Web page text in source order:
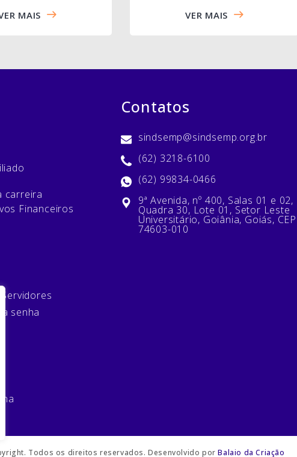
MAIS VER MAIS
carreira
Financeiros
Servidores
senha
Contatos
sindsemp@sindsemp.org.br
(62) 3218-6100
(62) 99834-0466
9ª Avenida, nº 400, Salas 01 e 02,
Quadra 30, Lote 01, Setor Leste
Universitário, Goiânia, Goiás, CEP
74603-010
Todos os direitos reservados. Desenvolvido porBalaio da Criação